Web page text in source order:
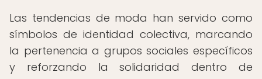
Las tendencias de moda han servido como
símbolos de identidad colectiva, marcando
la pertenencia a grupos sociales específicos
y reforzando la solidaridad dentro de